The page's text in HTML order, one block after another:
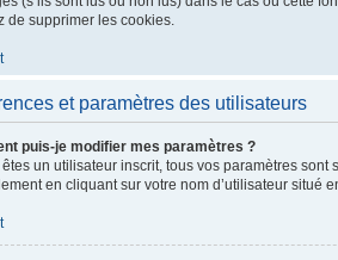
de supprimer les cookies.
et paramètres des utilisateurs
puis-je modifier mes paramètres ?
un utilisateur inscrit, tous vos paramètres
en cliquant sur votre nom d’utilisateur situé